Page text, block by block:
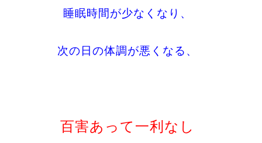
睡眠時間が少なくなり、
次の日の体調が悪くなる、
百害あって一利なし